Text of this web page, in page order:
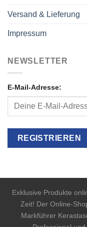
Versand & Lieferung
Impressum
NEWSLETTER
E-Mail-Adresse:
Exklusive Produkte
Zeit! Der Online-
Markführer